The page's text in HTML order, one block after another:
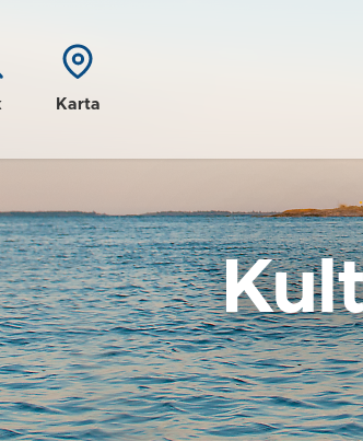
Karta